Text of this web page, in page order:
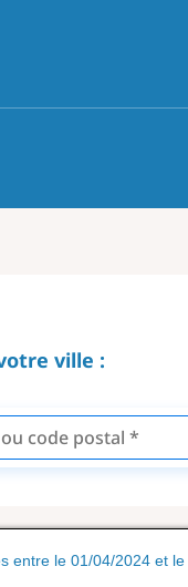
ville :
entre le 01/04/2024 et